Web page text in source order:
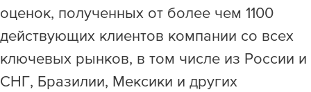
оценок, полученных от более чем 1100
действующих клиентов компании со всех
ключевых рынков, в том числе из России и
СНГ, Бразилии, Мексики и других